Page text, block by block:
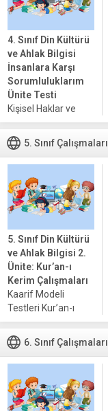
arasında su, ışık,
sıcaklık...
4. Sınıf Din Kültürü
ve Ahlak Bilgisi
İnsanlara Karşı
Sorumluluklarım
Ünite Testi
Kişisel Haklar ve
Haklara Saygı
Kişisel haklar,
bireylerin doğuştan
sahip olduğu ve
diğer bireyler,
toplum ve devlet
karşısında
korunması gereken
haklardır. Bu haklar,
özgürlük, eşitlik...
5. Sınıf Çalışmaları
5. Sınıf Din Kültürü
ve Ahlak Bilgisi 2.
Ünite: Kur’an-ı
Kerim Çalışmaları
Kaarif Modeli
Testleri Kur’an-ı
Kerim’in Anlamı ve
Önemi Testi Kur’an-ı
Kerim’in Temel
Özellikleri ve Önemi
Testi Kur’an-ı
Kerim’in Ana
Konuları Testi
6. Sınıf Çalışmaları